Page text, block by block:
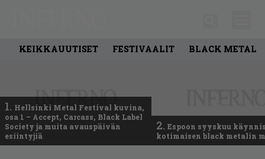
KEIKKAUUTISET FESTIVAALIT BLACK METAL
1. Hellsinki Metal Festival kuvina,
osa 1 – Accept, Carcass, Black Label
Society ja muita avauspäivän
esiintyjiä
2. Espoon syyskuu
kotimaisen black metalin